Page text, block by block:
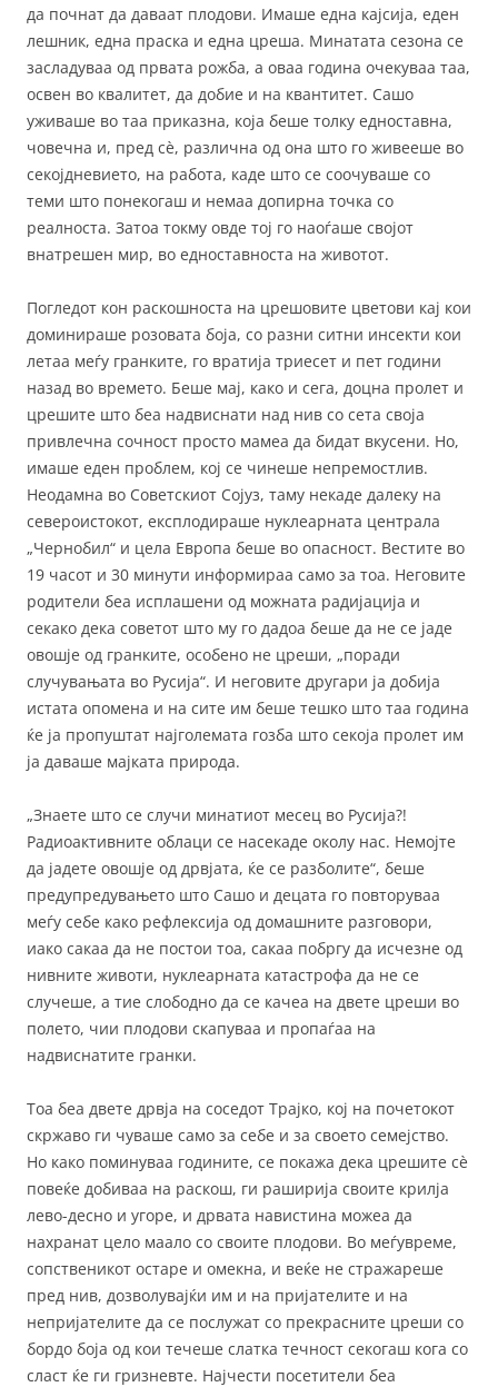
да почнат да даваат плодови. Имаше една кајсија, еден
лешник, една праска и една цреша. Минатата сезона се
засладуваа од првата рожба, а оваа година очекуваа таа,
освен во квалитет, да добие и на квантитет. Сашо
уживаше во таа приказна, која беше толку едноставна,
човечна и, пред сè, различна од она што го живееше во
секојдневието, на работа, каде што се соочуваше со
теми што понекогаш и немаа допирна точка со
реалноста. Затоа токму овде тој го наоѓаше својот
внатрешен мир, во едноставноста на животот.
Погледот кон раскошноста на црешовите цветови кај кои
доминираше розовата боја, со разни ситни инсекти кои
летаа меѓу гранките, го вратија триесет и пет години
назад во времето. Беше мај, како и сега, доцна пролет и
црешите што беа надвиснати над нив со сета своја
привлечна сочност просто мамеа да бидат вкусени. Но,
имаше еден проблем, кој се чинеше непремостлив.
Неодамна во Советскиот Сојуз, таму некаде далеку на
североистокот, експлодираше нуклеарната централа
„Чернобил“ и цела Европа беше во опасност. Вестите во
19 часот и 30 минути информираа само за тоа. Неговите
родители беа исплашени од можната радијација и
секако дека советот што му го дадоа беше да не се јаде
овошје од гранките, особено не цреши, „поради
случувањата во Русија“. И неговите другари ја добија
истата опомена и на сите им беше тешко што таа година
ќе ја пропуштат најголемата гозба што секоја пролет им
ја даваше мајката природа.
„Знаете што се случи минатиот месец во Русија?!
Радиоактивните облаци се насекаде околу нас. Немојте
да јадете овошје од дрвјата, ќе се разболите“, беше
предупредувањето што Сашо и децата го повторуваа
меѓу себе како рефлексија од домашните разговори,
иако сакаа да не постои тоа, сакаа побргу да исчезне од
нивните животи, нуклеарната катастрофа да не се
случеше, а тие слободно да се качеа на двете цреши во
полето, чии плодови скапуваа и пропаѓаа на
надвиснатите гранки.
Тоа беа двете дрвја на соседот Трајко, кој на почетокот
скржаво ги чуваше само за себе и за своето семејство.
Но како поминуваа годините, се покажа дека црешите сè
повеќе добиваа на раскош, ги раширија своите крилја
лево-десно и угоре, и дрвата навистина можеа да
нахранат цело маало со своите плодови. Во меѓувреме,
сопственикот остаре и омекна, и веќе не стражареше
пред нив, дозволувајќи им и на пријателите и на
непријателите да се послужат со прекрасните цреши со
бордо боја од кои течеше слатка течност секогаш кога со
сласт ќе ги гризневте. Најчести посетители беа